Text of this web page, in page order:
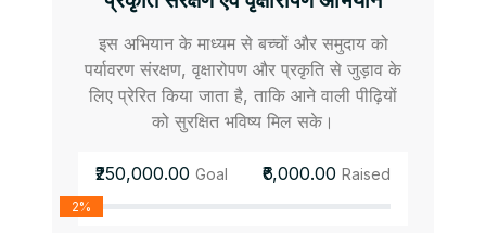
इस अभियान के माध्यम से बच्चों और समुदाय को
पर्यावरण संरक्षण, वृक्षारोपण और प्रकृति से जुड़ाव के
लिए प्रेरित किया जाता है, ताकि आने वाली पीढ़ियों
को सुरक्षित भविष्य मिल सके।
₹250,000.00 Goal ₹6,000.00 Raised
2%